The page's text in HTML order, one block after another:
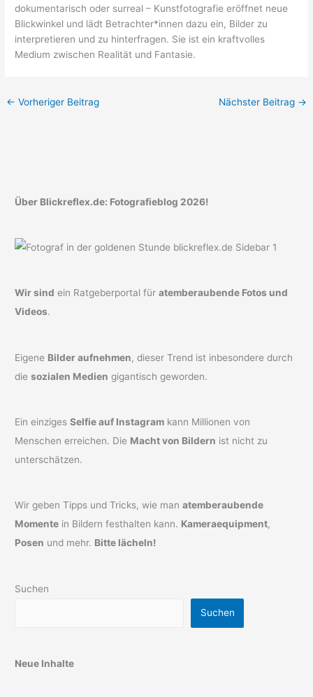
dokumentarisch oder surreal – Kunstfotografie eröffnet neue
Blickwinkel und lädt Betrachter*innen dazu ein, Bilder zu
interpretieren und zu hinterfragen. Sie ist ein kraftvolles
Medium zwischen Realität und Fantasie.
← Vorheriger Beitrag Nächster Beitrag →
Über Blickreflex.de: Fotografieblog 2026!
Wir sind ein Ratgeberportal füratemberaubende Fotos und
Videos.
Eigene Bilder aufnehmen, dieser Trend ist inbesondere durch
diesozialen Medien gigantisch geworden.
Ein einzigesSelfie auf Instagram kann Millionen von
Menschen erreichen. Die Macht von Bildern ist nicht zu
unterschätzen.
Wir geben Tipps und Tricks, wie manatemberaubende
Momente in Bildern festhalten kann. Kameraequipment,
Posen und mehr. Bitte lächeln!
Suchen
Suchen
Neue Inhalte